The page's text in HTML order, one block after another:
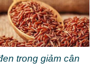
trong giảm cân